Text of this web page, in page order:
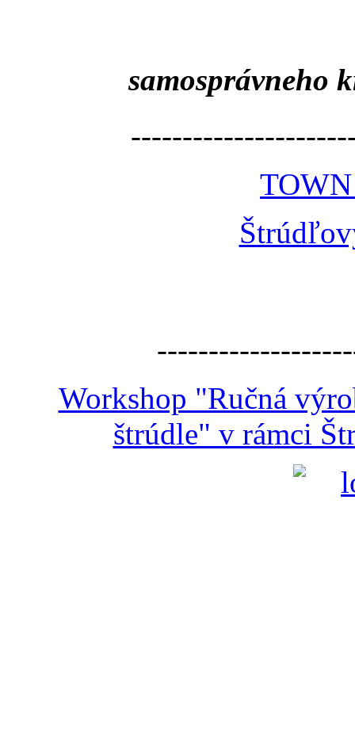
samosprávneho
Workshop "Ručná
štrúdle" v rámci